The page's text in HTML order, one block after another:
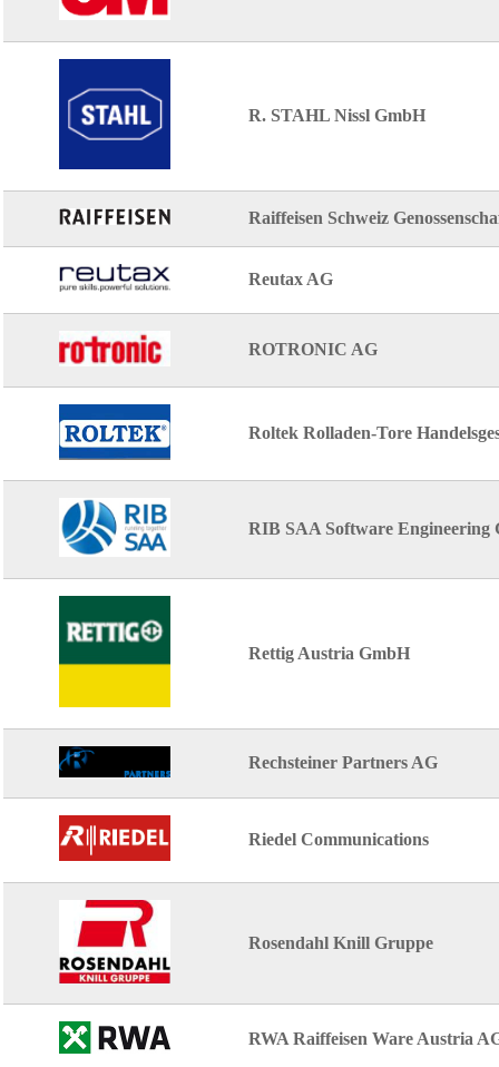
R. STAHL Nissl GmbH
Raiffeisen Schweiz
Reutax AG
ROTRONIC AG
Roltek Rolladen-Tore
RIB SAA Software Engineering
Rettig Austria GmbH
Rechsteiner Partners AG
Riedel Communications
Rosendahl Knill Gruppe
RWA Raiffeisen Ware Austria